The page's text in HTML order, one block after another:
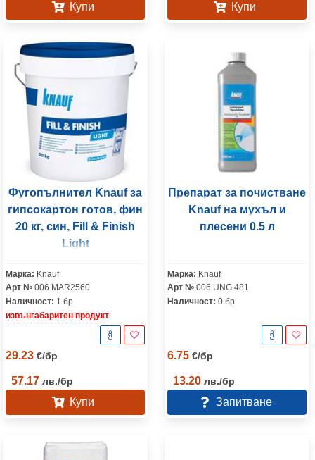
Купи Купи
Фугопълнител Knauf за
гипсокартон готов, фин
20 кг, син, Fill & Finish
Light
Марка: Knauf
Арт № 006 MAR2560
Наличност: 1 бр
извънгабаритен продукт
29.23 €/бр
57.17 лв./бр
Купи
Препарат за почистване
Knauf на мухъл и
плесени 0.5 л
Марка: Knauf
Арт № 006 UNG 481
Наличност: 0 бр
6.75 €/бр
13.20 лв./бр
Запитване